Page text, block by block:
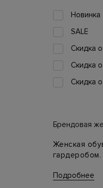
Новинка
SALE
Скидка
Скидка
Скидка
Брендовая
Женская
Подробнее